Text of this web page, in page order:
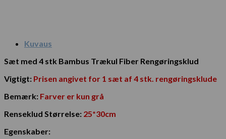
Kuvaus
Sæt med 4 stk Bambus Trækul Fiber Rengøringsklud
Vigtigt: Prisen angivet for 1 sæt af 4 stk. rengøringsklude
Bemærk: Farver er kun grå
Renseklud Størrelse: 25*30cm
Egenskaber: